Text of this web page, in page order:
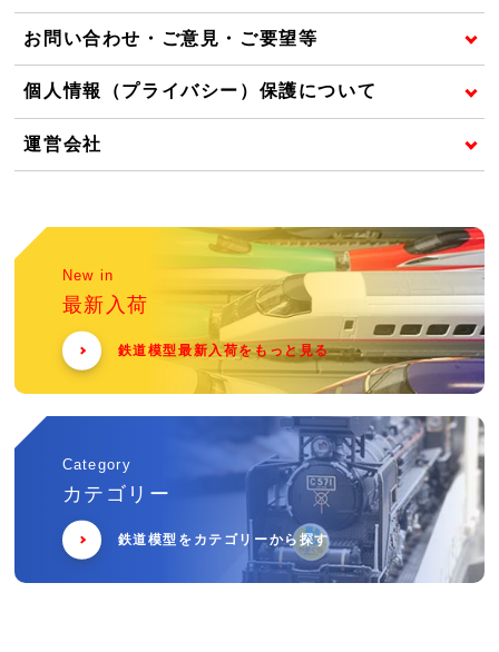
お問い合わせ・ご意見・ご要望等
個人情報（プライバシー）保護について
運営会社
New in
最新入荷
鉄道模型最新入荷をもっと見る
Category
カテゴリー
鉄道模型をカテゴリーから探す